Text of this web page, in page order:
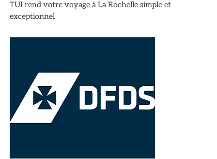
TUI rend votre voyage à La Rochelle simple et
exceptionnel